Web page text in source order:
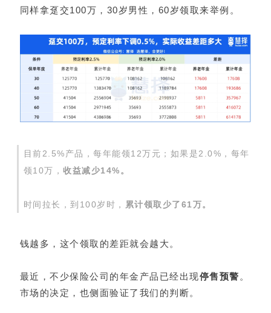
同样拿趸交100万，30岁男性，60岁领取来举例。
目前2.5%产品，每年能领12万元；如果是2.0%，每年
领10万，收益减少14%。
时间拉长，到100岁时， 累计领取少了61万。
钱越多，这个领取的差距就会越大。
最近，不少保险公司的年金产品已经出现停售预警 。
市场的决定，也侧面验证了我们的判断。